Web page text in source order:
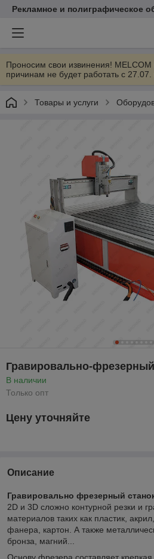
Рекламное и полиграфическое
Проносим свои извинения! MELCOM
причинам не будет работать с
Товары и услуги
Гравировально-
В наличии
Только опт
Цену уточняйте
Описание
Гравировально фрезерный
2D и 3D сложно контурной резки и
материалов таких как пластик,
фанера, картон. А также
бронза, магний...
Основу фрезера составляет